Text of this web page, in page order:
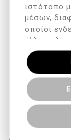
Arkada's
€ 15,00
ιστότοπό
μέσων,
οποίοι
άλλες
σε σχέση
των